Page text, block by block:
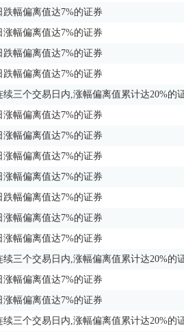
跌幅偏离值达7%的证券
涨幅偏离值达7%的证券
跌幅偏离值达7%的证券
跌幅偏离值达7%的证券
续三个交易日内,涨幅偏离值累计达20%的
涨幅偏离值达7%的证券
涨幅偏离值达7%的证券
涨幅偏离值达7%的证券
涨幅偏离值达7%的证券
跌幅偏离值达7%的证券
涨幅偏离值达7%的证券
涨幅偏离值达7%的证券
续三个交易日内,涨幅偏离值累计达20%的
涨幅偏离值达7%的证券
涨幅偏离值达7%的证券
续三个交易日内,涨幅偏离值累计达20%的